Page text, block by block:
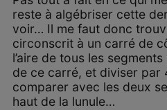
reste à algébriser cette
voir… Il me faut donc
circonscrit à un carré de
l’aire de tous les
de ce carré, et diviser par
comparer avec les deux
haut de la lunule…